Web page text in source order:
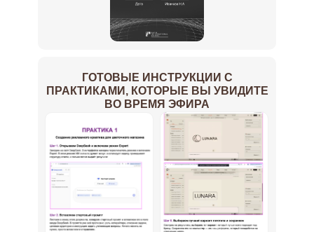
ГОТОВЫЕ ИНСТРУКЦИИ С
ПРАКТИКАМИ, КОТОРЫЕ ВЫ УВИДИТЕ
ВО ВРЕМЯ ЭФИРА